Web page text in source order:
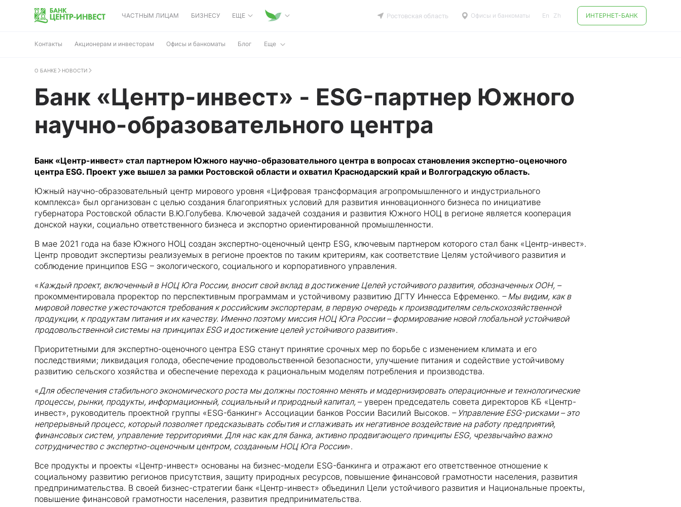
ЧАСТНЫМ ЛИЦАМ БИЗНЕСУ ЕЩЕ Ростовская область Офисы и банкоматы En Zh ИНТЕРНЕТ-БАНК
Контакты Акционерам и инвесторам Офисы и банкоматы Блог Еще
О БАНКЕ НОВОСТИ
Банк «Центр-инвест» - ESG-партнер Южного
научно-образовательного центра
Банк «Центр-инвест» стал партнером Южного научно-образовательного центра в вопросах становления экспертно-оценочного
центра ESG. Проект уже вышел за рамки Ростовской области и охватил Краснодарский край и Волгоградскую область.
Южный научно-образовательный центр мирового уровня «Цифровая трансформация агропромышленного и индустриального
комплекса» был организован с целью создания благоприятных условий для развития инновационного бизнеса по инициативе
губернатора Ростовской области В.Ю.Голубева. Ключевой задачей создания и развития Южного НОЦ в регионе является кооперация
донской науки, социально ответственного бизнеса и экспортно ориентированной промышленности.
В мае 2021 года на базе Южного НОЦ создан экспертно-оценочный центр ESG, ключевым партнером которого стал банк «Центр-инвест».
Центр проводит экспертизы реализуемых в регионе проектов по таким критериям, как соответствие Целям устойчивого развития и
соблюдение принципов ESG – экологического, социального и корпоративного управления.
«Каждый проект, включенный в НОЦ Юга России, вносит свой вклад в достижение Целей устойчивого развития, обозначенных ООН, –
прокомментировала проректор по перспективным программам и устойчивому развитию ДГТУ Иннесса Ефременко. – Мы видим, как в
мировой повестке ужесточаются требования к российским экспортерам, в первую очередь к производителям сельскохозяйственной
продукции, к продуктам питания и их качеству. Именно поэтому миссия НОЦ Юга России – формирование новой глобальной устойчивой
продовольственной системы на принципах ESG и достижение целей устойчивого развития».
Приоритетными для экспертно-оценочного центра ESG станут принятие срочных мер по борьбе с изменением климата и его
последствиями; ликвидация голода, обеспечение продовольственной безопасности, улучшение питания и содействие устойчивому
развитию сельского хозяйства и обеспечение перехода к рациональным моделям потребления и производства.
«Для обеспечения стабильного экономического роста мы должны постоянно менять и модернизировать операционные и технологические
процессы, рынки, продукты, информационный, социальный и природный капитал, – уверен председатель совета директоров КБ «Центр-
инвест», руководитель проектной группы «ESG-банкинг» Ассоциации банков России Василий Высоков. – Управление ESG-рисками – это
непрерывный процесс, который позволяет предсказывать события и сглаживать их негативное воздействие на работу предприятий,
финансовых систем, управление территориями. Для нас как для банка, активно продвигающего принципы ESG, чрезвычайно важно
сотрудничество с экспертно-оценочным центром, созданным НОЦ Юга России».
Все продукты и проекты «Центр-инвест» основаны на бизнес-модели ESG-банкинга и отражают его ответственное отношение к
социальному развитию регионов присутствия, защиту природных ресурсов, повышение финансовой грамотности населения, развития
предпринимательства. В своей бизнес-стратегии банк «Центр-инвест» объединил Цели устойчивого развития и Национальные проекты,
повышение финансовой грамотности населения, развития предпринимательства.